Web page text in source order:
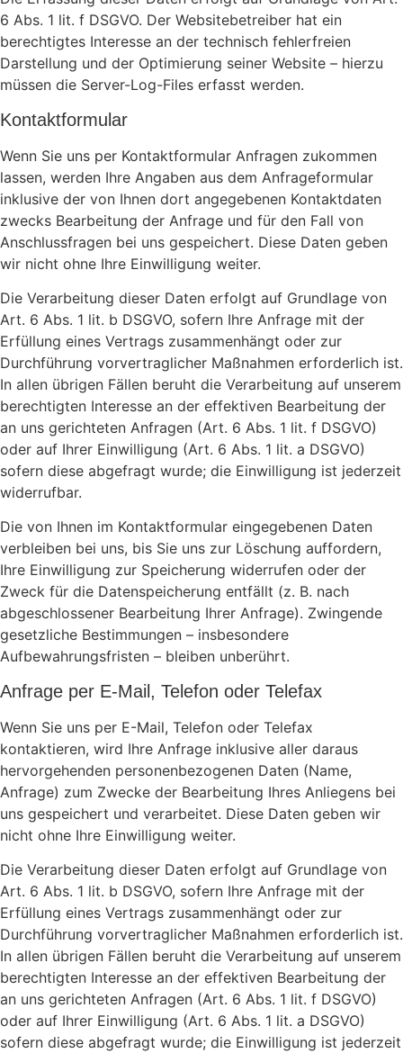
6 Abs. 1 lit. f DSGVO. Der Websitebetreiber hat ein
berechtigtes Interesse an der technisch fehlerfreien
Darstellung und der Optimierung seiner Website – hierzu
müssen die Server-Log-Files erfasst werden.
Kontaktformular
Wenn Sie uns per Kontaktformular Anfragen zukommen
lassen, werden Ihre Angaben aus dem Anfrageformular
inklusive der von Ihnen dort angegebenen Kontaktdaten
zwecks Bearbeitung der Anfrage und für den Fall von
Anschlussfragen bei uns gespeichert. Diese Daten geben
wir nicht ohne Ihre Einwilligung weiter.
Die Verarbeitung dieser Daten erfolgt auf Grundlage von
Art. 6 Abs. 1 lit. b DSGVO, sofern Ihre Anfrage mit der
Erfüllung eines Vertrags zusammenhängt oder zur
Durchführung vorvertraglicher Maßnahmen erforderlich ist.
In allen übrigen Fällen beruht die Verarbeitung auf unserem
berechtigten Interesse an der effektiven Bearbeitung der
an uns gerichteten Anfragen (Art. 6 Abs. 1 lit. f DSGVO)
oder auf Ihrer Einwilligung (Art. 6 Abs. 1 lit. a DSGVO)
sofern diese abgefragt wurde; die Einwilligung ist jederzeit
widerrufbar.
Die von Ihnen im Kontaktformular eingegebenen Daten
verbleiben bei uns, bis Sie uns zur Löschung auffordern,
Ihre Einwilligung zur Speicherung widerrufen oder der
Zweck für die Datenspeicherung entfällt (z. B. nach
abgeschlossener Bearbeitung Ihrer Anfrage). Zwingende
gesetzliche Bestimmungen – insbesondere
Aufbewahrungsfristen – bleiben unberührt.
Anfrage per E-Mail, Telefon oder Telefax
Wenn Sie uns per E-Mail, Telefon oder Telefax
kontaktieren, wird Ihre Anfrage inklusive aller daraus
hervorgehenden personenbezogenen Daten (Name,
Anfrage) zum Zwecke der Bearbeitung Ihres Anliegens bei
uns gespeichert und verarbeitet. Diese Daten geben wir
nicht ohne Ihre Einwilligung weiter.
Die Verarbeitung dieser Daten erfolgt auf Grundlage von
Art. 6 Abs. 1 lit. b DSGVO, sofern Ihre Anfrage mit der
Erfüllung eines Vertrags zusammenhängt oder zur
Durchführung vorvertraglicher Maßnahmen erforderlich ist.
In allen übrigen Fällen beruht die Verarbeitung auf unserem
berechtigten Interesse an der effektiven Bearbeitung der
an uns gerichteten Anfragen (Art. 6 Abs. 1 lit. f DSGVO)
oder auf Ihrer Einwilligung (Art. 6 Abs. 1 lit. a DSGVO)
sofern diese abgefragt wurde; die Einwilligung ist jederzeit